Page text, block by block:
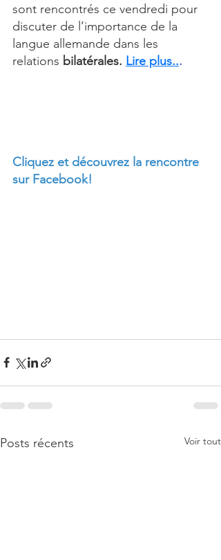
sont rencontrés ce vendredi pour
discuter de l’importance de la
langue allemande dans les
relations bilatérales. Lire plus...
Cliquez et découvrez la rencontre
sur Facebook!
Posts récents Voir tout